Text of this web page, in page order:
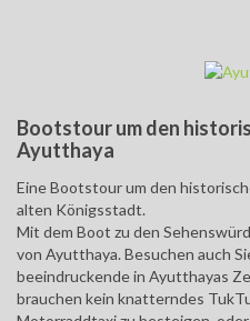
Bootstour um den
Ayutthaya
Eine Bootstour um den
alten Königsstadt.
Mit dem Boot zu den
von Ayutthaya. Besuchen auch
beeindruckende in Ayutthayas
brauchen kein knatterndes